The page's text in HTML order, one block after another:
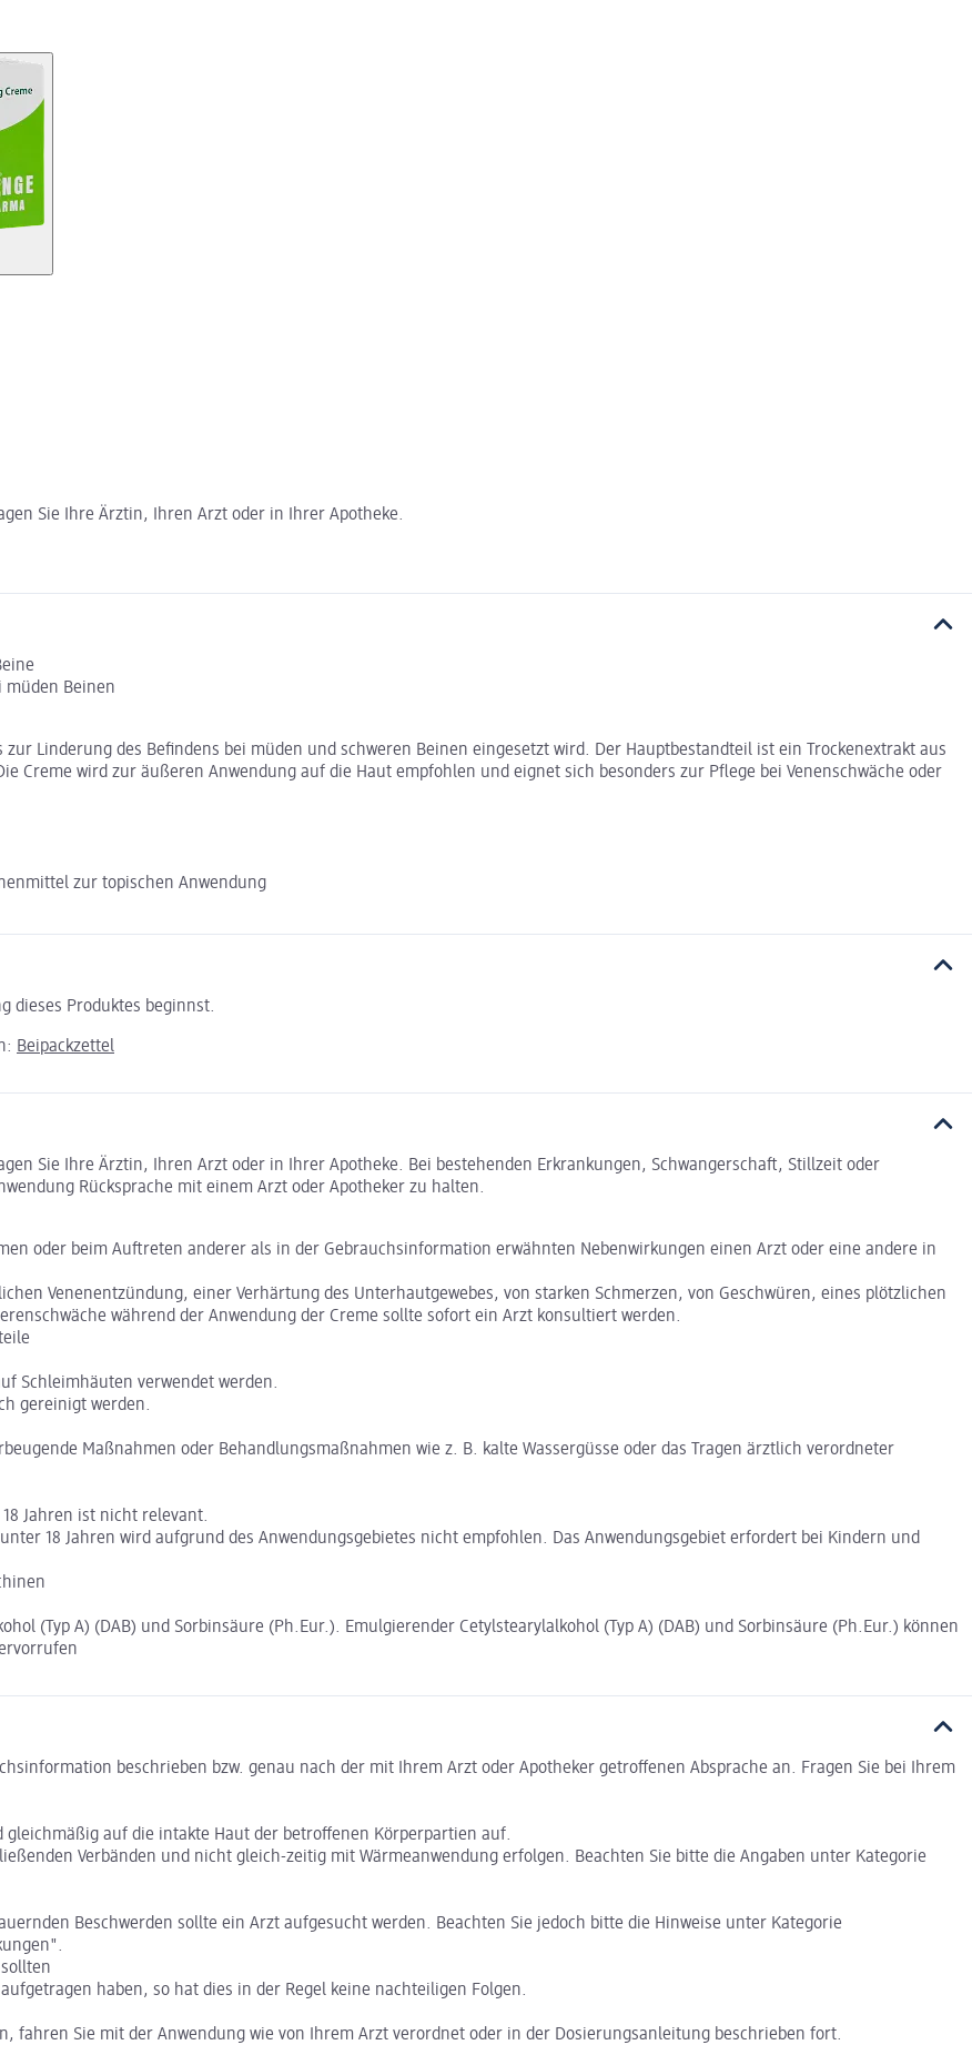
Sie Ihre Ärztin, Ihren Arzt oder in Ihrer Apotheke.
müden Beinen
Linderung des Befindens bei müden und schweren Beinen eingesetzt wird. Der Hauptbestandteil ist ein Trockenextrakt aus
Creme wird zur äußeren Anwendung auf die Haut empfohlen und eignet sich besonders zur Pflege bei Venenschwäche oder
zur topischen Anwendung
dieses Produktes beginnst.
Beipackzettel
Sie Ihre Ärztin, Ihren Arzt oder in Ihrer Apotheke. Bei bestehenden Erkrankungen, Schwangerschaft, Stillzeit oder
Rücksprache mit einem Arzt oder Apotheker zu halten.
oder beim Auftreten anderer als in der Gebrauchsinformation erwähnten Nebenwirkungen einen Arzt oder eine andere in
Venenentzündung, einer Verhärtung des Unterhautgewebes, von starken Schmerzen, von Geschwüren, eines plötzlichen
während der Anwendung der Creme sollte sofort ein Arzt konsultiert werden.
Schleimhäuten verwendet werden.
gereinigt werden.
Maßnahmen oder Behandlungsmaßnahmen wie z. B. kalte Wassergüsse oder das Tragen ärztlich verordneter
Jahren ist nicht relevant.
18 Jahren wird aufgrund des Anwendungsgebietes nicht empfohlen. Das Anwendungsgebiet erfordert bei Kindern und
(Typ A) (DAB) und Sorbinsäure (Ph.Eur.). Emulgierender Cetylstearylalkohol (Typ A) (DAB) und Sorbinsäure (Ph.Eur.) können
beschrieben bzw. genau nach der mit Ihrem Arzt oder Apotheker getroffenen Absprache an. Fragen Sie bei Ihrem
gleichmäßig auf die intakte Haut der betroffenen Körperpartien auf.
Verbänden und nicht gleich-zeitig mit Wärmeanwendung erfolgen. Beachten Sie bitte die Angaben unter Kategorie
Beschwerden sollte ein Arzt aufgesucht werden. Beachten Sie jedoch bitte die Hinweise unter Kategorie
haben, so hat dies in der Regel keine nachteiligen Folgen.
fahren Sie mit der Anwendung wie von Ihrem Arzt verordnet oder in der Dosierungsanleitung beschrieben fort.